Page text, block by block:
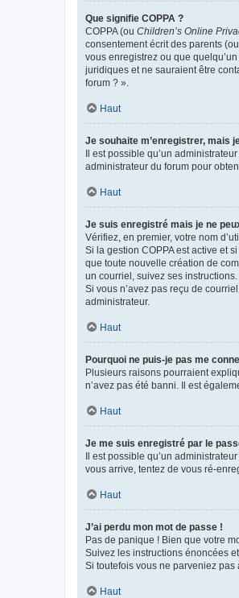
Que signifie COPPA ?
COPPA (ou Children’s Online
consentement écrit des parents
vous enregistrez ou que
juridiques et ne sauraient être
forum ? ».
Haut
Je souhaite m’enregistrer, mais
Il est possible qu’un
administrateur du forum pour
Haut
Je suis enregistré mais je ne
Vérifiez, en premier, votre nom
Si la gestion COPPA est active et
que toute nouvelle création de
un courriel, suivez ses instructions.
Si vous n’avez pas reçu de
administrateur.
Haut
Pourquoi ne puis-je pas me
Plusieurs raisons pourraient
n’avez pas été banni. Il est
Haut
Je me suis enregistré par le
Il est possible qu’un
vous arrive, tentez de vous ré-
Haut
J’ai perdu mon mot de passe !
Pas de panique ! Bien que votre
Suivez les instructions énoncées
Si toutefois vous ne parveniez pas
Haut